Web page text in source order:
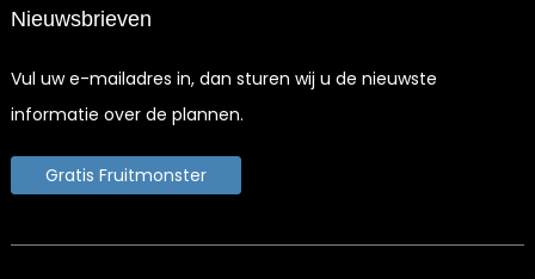
Nieuwsbrieven
Vul uw e-mailadres in, dan sturen wij u de nieuwste
informatie over de plannen.
Gratis Fruitmonster